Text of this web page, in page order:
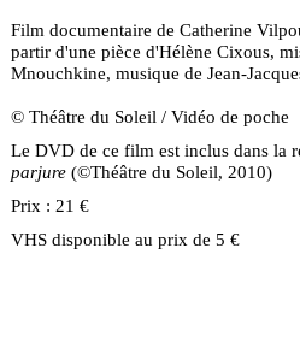
Film documentaire de Catherine
partir d'une pièce d'Hélène Cixous,
Mnouchkine, musique de Jean-
© Théâtre du Soleil / Vidéo de poche
Le DVD de ce film est inclus dans la
parjure(©Théâtre du Soleil, 2010)
Prix : 21 €
VHS disponible au prix de 5 €